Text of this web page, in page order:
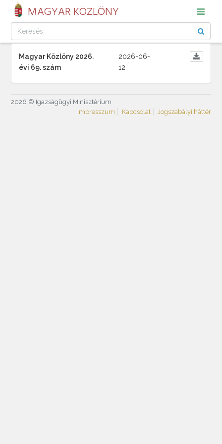
MAGYAR KÖZLÖNY
Magyar Közlöny 2026.
évi 69. szám
2026-06-
12
2026 © Igazságügyi Minisztérium
Impresszum
Kapcsolat Jogszabályi háttér